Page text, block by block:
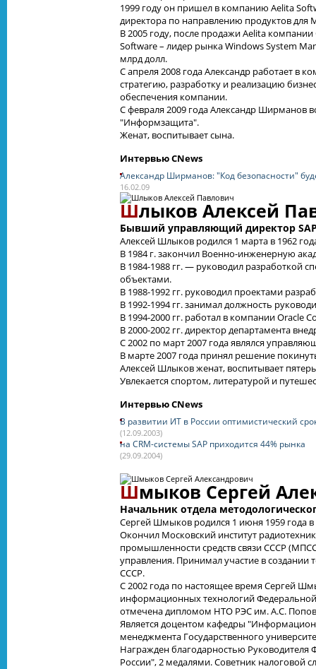
1999 году он пришел в компанию Aelita
директора по направлению продуктов для
В 2005 году, после продажи Aelita
Software – лидер рынка Windows System
млрд долл.
С апреля 2008 года Александр работает в
стратегию, разработку и реализацию
обеспечения компании.
С февраля 2009 года Александр Ширманов
"Информзащита".
Женат, воспитывает сына.
Интервью CNews
Александр Ширманов: "Код безопасности"
16.02.09
Шлыков Алексей
Бывший управляющий директор
Алексей Шлыков родился 1 марта в 1962
В 1984 г. закончил Военно-инженерную
В 1984-1988 гг. — руководил разработкой
объектами.
В 1988-1992 гг. руководил проектами
В 1992-1994 гг. занимал должность
В 1994-2000 гг. работал в компании
В 2000-2002 гг. директор департамента
С 2002 по март 2007 года являлся
В марте 2007 года принял решение
Алексей Шлыков женат, воспитывает
Увлекается спортом, литературой и
Интервью CNews
В развитии ИТ в России оптимистический
(12.09.2003)
на CRM-системы SAP приходится 44% рынка
(29.09.2004)
Шмыков Сергей
Начальник отдела
Сергей Шмыков родился 1 июня 1959 года
Окончил Московский институт
промышленности средств связи СССР
управления. Принимал участие в
СССР.
С 2002 года по настоящее время Сергей
информационных технологий
отмечена дипломом НТО РЭС им. А.С.
Является доцентом кафедры
менеджмента Государственного
Награжден благодарностью
России", 2 медалями. Советник налоговой